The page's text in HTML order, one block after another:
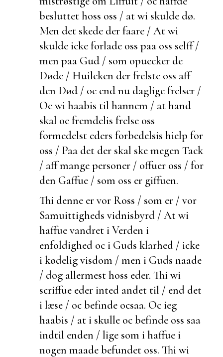
besluttet hoss oss / at wi skulde dø.
Men det skede der faare / At wi
skulde ickeforlade oss paa oss selff /
men paa Gud / som opuecker de
Døde / Huilcken der frelste oss aff
den Død / oc end nu daglige frelser /
Oc wi haabis til hannem / at hand
skal ocfremdelis frelse oss
formedelst eders forbedelsis hielp for
oss / Paa det der skal ske megen Tack
/ aff mange personer / offuer oss / for
den Gaffue / som oss er giffuen.
Thi denne er vor Ross / som er / vor
Samuittigheds vidnisbyrd / At wi
haffue vandret i Verden i
enfoldighed oc i Guds klarhed / icke
i kødelig visdom / men i Guds naade
/ dog allermest hoss eder. Thi wi
scriffue eder inted andet til / end det
i læse / oc befinde ocsaa. Oc ieg
haabis / at i skulle oc befinde oss saa
indtil enden / lige som i haffue i
nogen maade befundet oss. Thi wi